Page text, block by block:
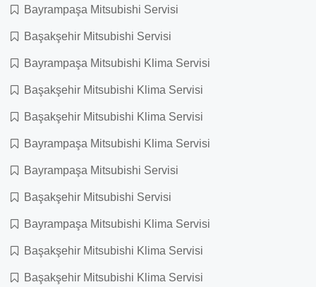
Bayrampaşa Mitsubishi Servisi
Başakşehir Mitsubishi Servisi
Bayrampaşa Mitsubishi Klima Servisi
Başakşehir Mitsubishi Klima Servisi
Başakşehir Mitsubishi Klima Servisi
Bayrampaşa Mitsubishi Klima Servisi
Bayrampaşa Mitsubishi Servisi
Başakşehir Mitsubishi Servisi
Bayrampaşa Mitsubishi Klima Servisi
Başakşehir Mitsubishi Klima Servisi
Başakşehir Mitsubishi Klima Servisi